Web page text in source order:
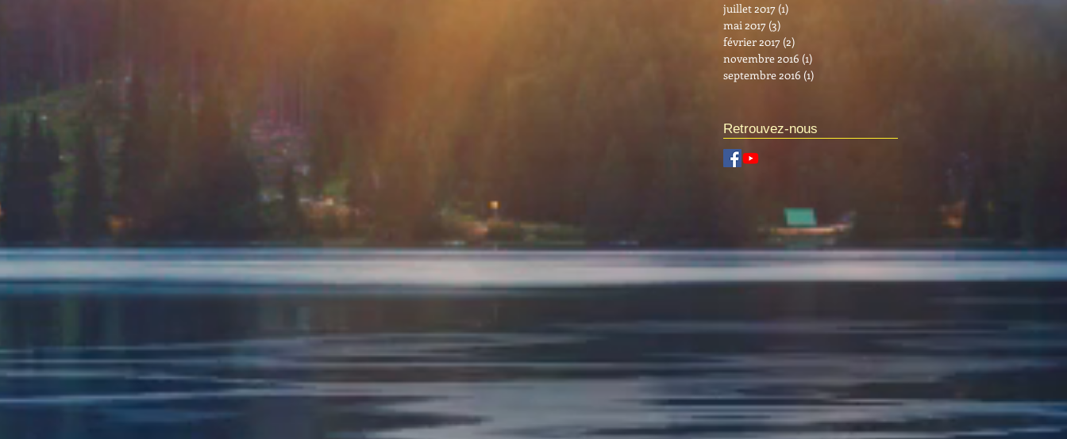
juillet 2017 (1)
mai 2017 (3)
février 2017 (2)
novembre 2016 (1)
septembre 2016 (1)
Retrouvez-nous